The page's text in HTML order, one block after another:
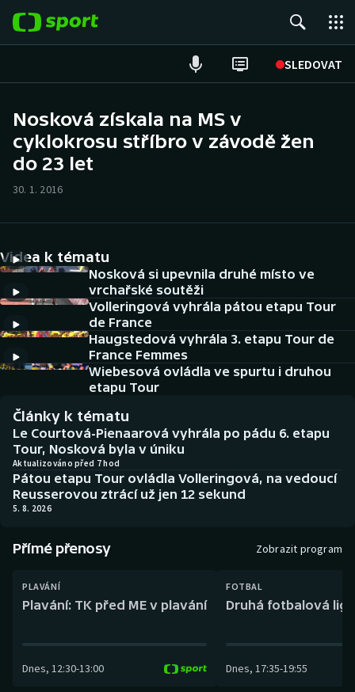
SLEDOVAT
Hokej
Cyklistika
DALŠÍ SPORTY
Americký fotbal
Baseball a softbal
Biatlon
Boby a skeleton
Curling
Dostihy
Futsal
NEPŘEHLÉDNĚTE
Soutěže
Aplikace ČT sport
AZ kvíz
Nosková získala na MS v
cyklokrosu stříbro v závodě žen
do 23 let
30. 1. 2016
Videa k tématu
Nosková si upevnila druhé místo ve
vrchařské soutěži
Volleringová vyhrála pátou etapu Tour
de France
Haugstedová vyhrála 3. etapu Tour de
France Femmes
Wiebesová ovládla ve spurtu i druhou
etapu Tour
Články k tématu
Le Courtová-Pienaarová vyhrála po pádu 6. etapu
Tour, Nosková byla v úniku
Aktualizováno před 7 hod
Pátou etapu Tour ovládla Volleringová, na vedoucí
Reusserovou ztrácí už jen 12 sekund
5. 8. 2026
Přímé přenosy Zobrazit program
PLAVÁNÍ
Plavání: TK před ME v plavání
Dnes, 12:30-13:00
FOTBAL
Druhá fotbalová
Dnes, 17:35-19:55